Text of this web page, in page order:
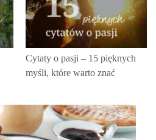
Cytaty o pasji – 15 pięknych
myśli, które warto znać